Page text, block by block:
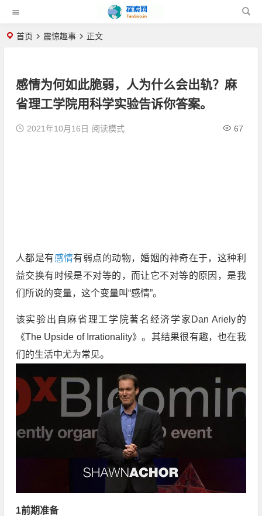
首页 震惊趣事 正文
感情为何如此脆弱，人为什么会出轨？麻
省理工学院用科学实验告诉你答案。
2021年10月16日 67
阅读模式
人都是有感情有弱点的动物，婚姻的神奇在于，这种利
益交换有时候是不对等的，而让它不对等的原因，是我
们所说的变量，这个变量叫“感情”。
该实验出自麻省理工学院著名经济学家Dan Ariely的
《The Upside of Irrationality》。其结果很有趣，也在我
们的生活中尤为常见。
1前期准备